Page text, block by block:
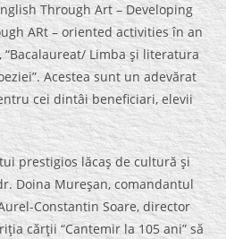
Through Art – Developing
ARt – oriented activities în an
“Bacalaureat/ Limba şi literatura
Acestea sunt un adevărat
cei dintâi beneficiari, elevii
prestigios lăcaş de cultură şi
Doina Mureşan, comandantul
Constantin Soare, director
cărţii “Cantemir la 105 ani” să